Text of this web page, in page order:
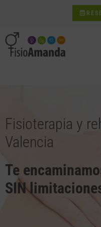
Fisioterapia y
Valencia
Te
SIN